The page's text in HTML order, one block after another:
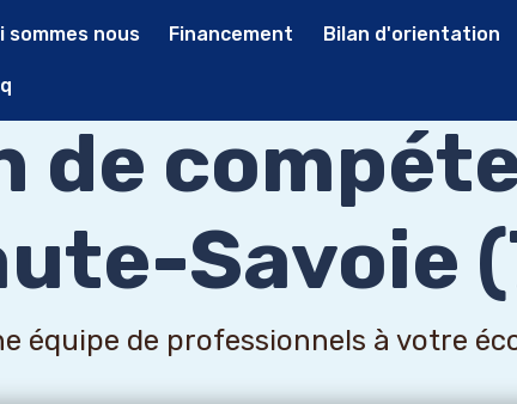
sommes nous Financement Bilan d'orientation
de
Savoie
équipe de professionnels à votre